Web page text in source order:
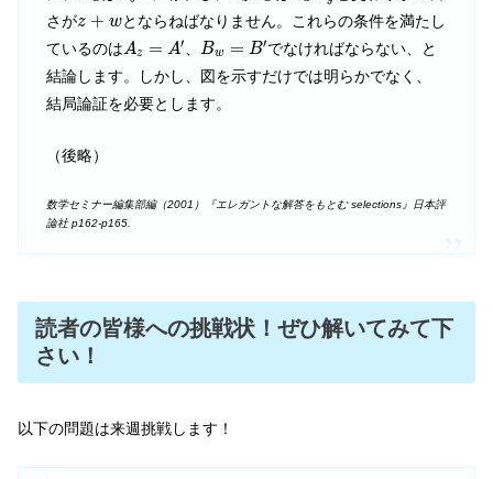
さがz + w
z + w とならねばなりません。これらの条件を満たし
ているのはAz = A′
A
Bw = B′
Bw ′
でなければならない、と
結論します。しかし、図を示すだけでは明らかでなく、
結局論証を必要とします。
（後略）
数学セミナー編集部編（2001）『エレガントな解答をもとむ selections』日本評
論社 p162-p165.
読者の皆様への挑戦状！ぜひ解いてみて下
さい！
以下の問題は来週挑戦します！